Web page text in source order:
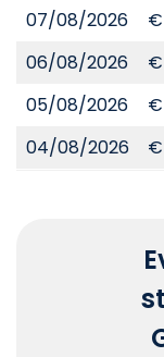
07/08/2026
€
06/08/2026
€
05/08/2026
€
04/08/2026
€